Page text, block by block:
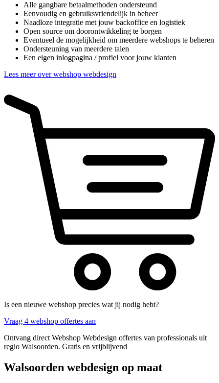
Alle gangbare betaalmethoden ondersteund
Eenvoudig en gebruiksvriendelijk in beheer
Naadloze integratie met jouw backoffice en logistiek
Open source om doorontwikkeling te borgen
Eventueel de mogelijkheid om meerdere webshops te beheren
Ondersteuning van meerdere talen
Een eigen inlogpagina / profiel voor jouw klanten
Lees meer over webshop webdesign
Is een nieuwe webshop precies wat jij nodig hebt?
Vraag 4 webshop offertes aan
Ontvang direct Webshop Webdesign offertes van professionals uit
regio Walsoorden. Gratis en vrijblijvend
Walsoorden webdesign op maat